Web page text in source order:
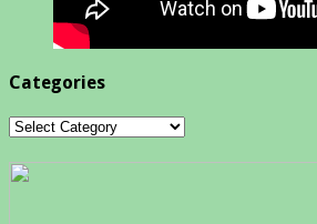
Categories
Categories